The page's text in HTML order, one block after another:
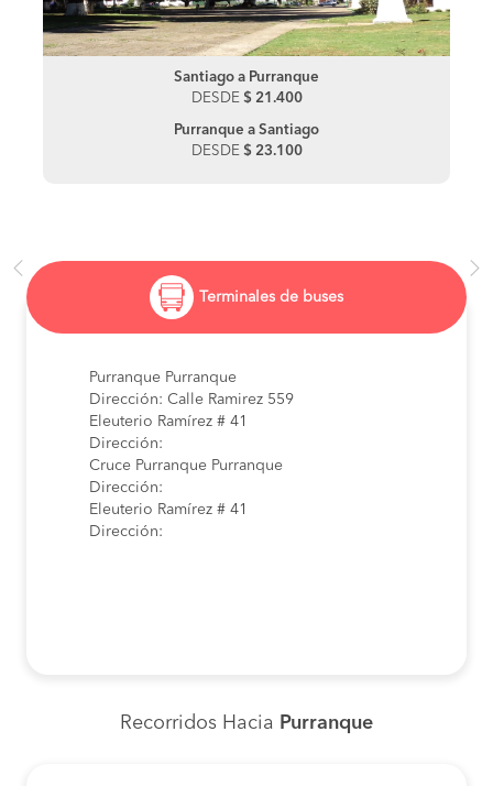
Santiago a Purranque
DESDE $ 21.400
Purranque a Santiago
DESDE $ 23.100
Terminales de buses
Purranque Purranque
Dirección: Calle Ramirez 559
Eleuterio Ramírez # 41
Dirección:
Cruce Purranque Purranque
Dirección:
Eleuterio Ramírez # 41
Dirección:
Recorridos Hacia Purranque